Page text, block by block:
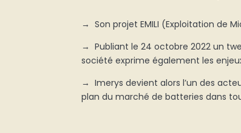
→Son projet EMILI (Exploitation de
→Publiant le 24 octobre 2022 un
société exprime également les
→Imerys devient alors l’un des
plan du marché de batteries dans